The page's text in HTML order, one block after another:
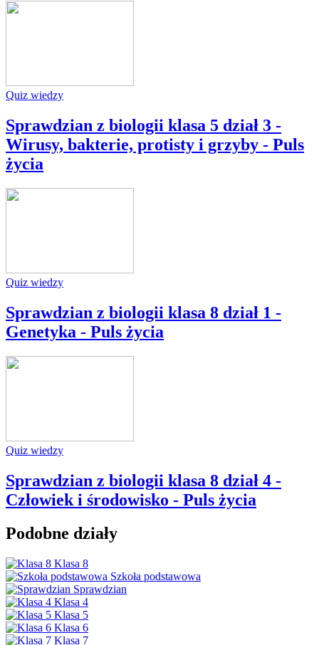
Quiz wiedzy
Sprawdzian z biologii klasa 5 dział 3 -
Wirusy, bakterie, protisty i grzyby - Puls
życia
Quiz wiedzy
Sprawdzian z biologii klasa 8 dział 1 -
Genetyka - Puls życia
Quiz wiedzy
Sprawdzian z biologii klasa 8 dział 4 -
Człowiek i środowisko - Puls życia
Podobne działy
Klasa 8
Szkoła podstawowa
Sprawdzian
Klasa 4
Klasa 5
Klasa 6
Klasa 7